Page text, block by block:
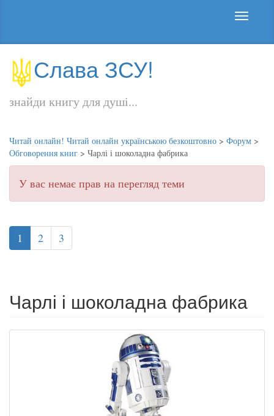
Слава ЗСУ!
знайди книгу для душі...
Читай онлайн! Читай онлайн українською безкоштовно > Форум >
Обговорення книг > Чарлі і шоколадна фабрика
У вас немає прав на перегляд теми
1 2 3
Чарлі і шоколадна фабрика